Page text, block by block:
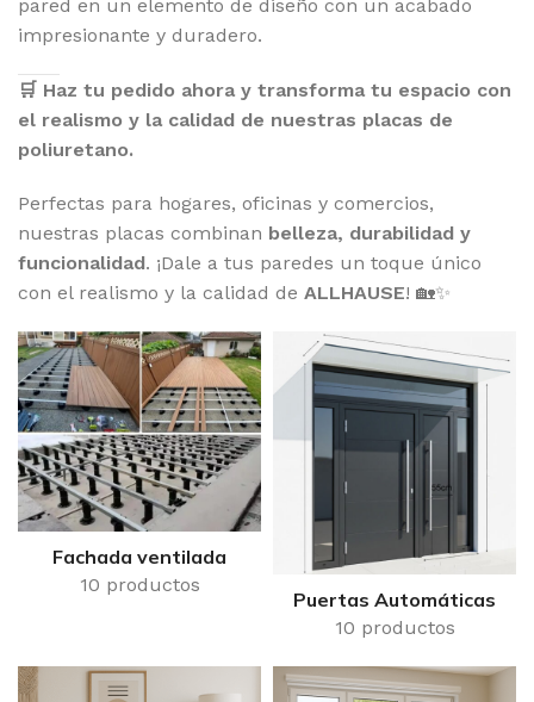
pared en un elemento de diseño con un acabado
impresionante y duradero.
🛒 Haz tu pedido ahora y transforma tu espacio con
el realismo y la calidad de nuestras placas de
poliuretano.
Perfectas para hogares, oficinas y comercios,
nuestras placas combinan belleza, durabilidad y
funcionalidad. ¡Dale a tus paredes un toque único
con el realismo y la calidad de ALLHAUSE! 🏡✨
Fachada ventilada
10 productos
Puertas Automáticas
10 productos